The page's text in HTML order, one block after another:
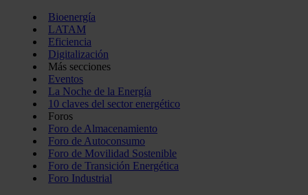
Bioenergía
LATAM
Eficiencia
Digitalización
Más secciones
Eventos
La Noche de la Energía
10 claves del sector energético
Foros
Foro de Almacenamiento
Foro de Autoconsumo
Foro de Movilidad Sostenible
Foro de Transición Energética
Foro Industrial